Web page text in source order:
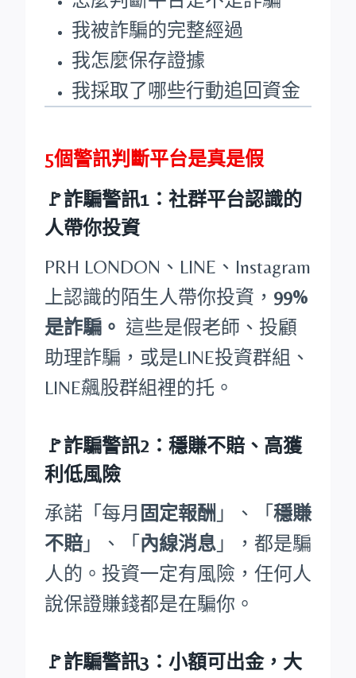
我被詐騙的完整經過
我怎麼保存證據
我採取了哪些行動追回資金
5個警訊判斷平台是真是假
🚩詐騙警訊1：社群平台認識的
人帶你投資
PRH LONDON、LINE、Instagram
上認識的陌生人帶你投資， 99%
是詐騙。 這些是假老師、投顧
助理詐騙，或是LINE投資群組、
LINE飆股群組裡的托。
🚩詐騙警訊2：穩賺不賠、高獲
利低風險
承諾「每月 固定報酬 」、「 穩賺
不賠 」、「 內線消息 」，都是騙
人的。投資一定有風險，任何人
說保證賺錢都是在騙你。
🚩詐騙警訊3：小額可出金，大